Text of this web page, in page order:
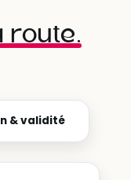
route.
& validité